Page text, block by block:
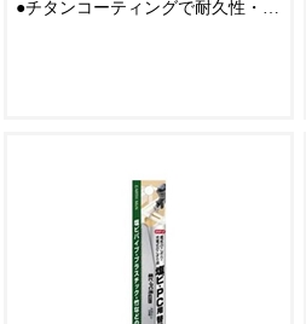
●チタンコーティングで耐久性・耐